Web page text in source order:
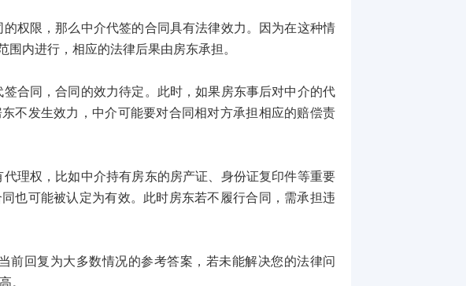
限，那么中介代签的合同具有法律效力。因为在这种情
内进行，相应的法律后果由房东承担。
同，合同的效力待定。此时，如果房东事后对中介的代
不发生效力，中介可能要对合同相对方承担相应的赔偿责
权，比如中介持有房东的房产证、身份证复印件等重要
也可能被认定为有效。此时房东若不履行合同，需承担违
回复为大多数情况的参考答案，若未能解决您的法律问
。